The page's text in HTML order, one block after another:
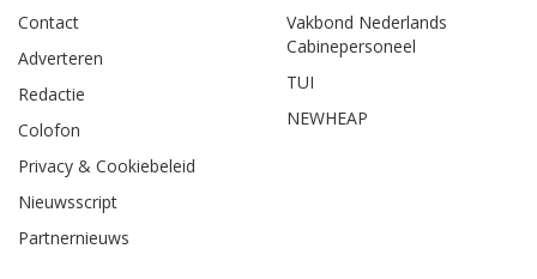
Contact
Adverteren
Redactie
Colofon
Privacy & Cookiebeleid
Nieuwsscript
Partnernieuws
Vakbond Nederlands
Cabinepersoneel
TUI
NEWHEAP